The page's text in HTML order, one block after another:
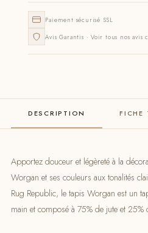
Paiement sécurisé SSL
Avis Garantis · Voir tous nos avis
DESCRIPTION FICHE
Apportez douceur et légèreté à la
Worgan et ses couleurs aux tonalités
Rug Republic, le tapis Worgan est un
main et composé à 75% de jute et 25%